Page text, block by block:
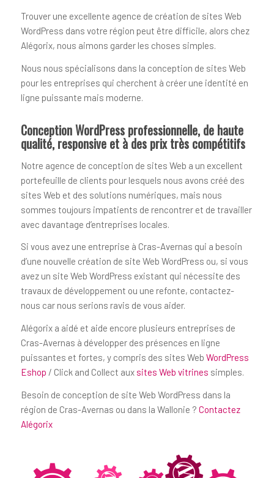
Trouver une excellente agence de création de sites Web
WordPress dans votre région peut être difficile, alors chez
Alégorix, nous aimons garder les choses simples.
Nous nous spécialisons dans la conception de sites Web
pour les entreprises qui cherchent à créer une identité en
ligne puissante mais moderne.
Conception WordPress professionnelle, de haute
qualité, responsive et à des prix très compétitifs
Notre agence de conception de sites Web a un excellent
portefeuille de clients pour lesquels nous avons créé des
sites Web et des solutions numériques, mais nous
sommes toujours impatients de rencontrer et de travailler
avec davantage d’entreprises locales.
Si vous avez une entreprise à Cras-Avernas qui a besoin
d’une nouvelle création de site Web WordPress ou, si vous
avez un site Web WordPress existant qui nécessite des
travaux de développement ou une refonte, contactez-
nous car nous serions ravis de vous aider.
Alégorix a aidé et aide encore plusieurs entreprises de
Cras-Avernas à développer des présences en ligne
puissantes et fortes, y compris des sites Web WordPress
Eshop / Click and Collect aux sites Web vitrines simples.
Besoin de conception de site Web WordPress dans la
région de Cras-Avernas ou dans la Wallonie ? Contactez
Alégorix